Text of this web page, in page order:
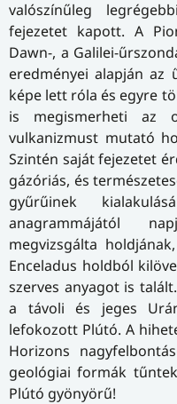
valószínűleg
fejezetet kapott. A
Dawn-, a Galilei-
eredményei alapján az
képe lett róla és egyre
is megismerheti az
vulkanizmust mutató
Szintén saját fejezetet
gázóriás, és
gyűrűinek
anagrammájától
megvizsgálta
Enceladus holdból
szerves anyagot is
a távoli és jeges
lefokozott Plútó. A
Horizons
geológiai formák
Plútó gyönyörű!